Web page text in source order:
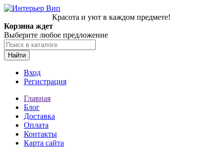
Красота и уют в каждом предмете!
Корзина ждет
Выберите любое предложение
Найти
Вход
Регистрация
Главная
Блог
Доставка
Оплата
Контакты
Карта сайта